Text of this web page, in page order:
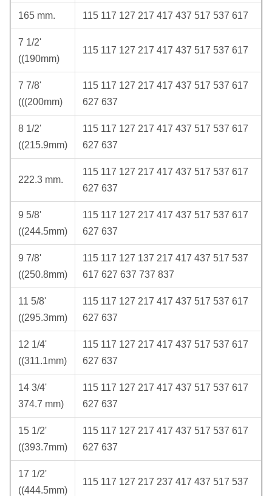
165 mm. 115 117 127 217 417 437 517 537 617
7 1/2'
((190mm)
115 117 127 217 417 437 517 537 617
7 7/8'
(((200mm)
115 117 127 217 417 437 517 537 617
627 637
8 1/2'
((215.9mm)
115 117 127 217 417 437 517 537 617
627 637
222.3 mm.
115 117 127 217 417 437 517 537 617
627 637
9 5/8'
((244.5mm)
115 117 127 217 417 437 517 537 617
627 637
9 7/8'
((250.8mm)
115 117 127 137 217 417 437 517 537
617 627 637 737 837
11 5/8'
((295.3mm)
115 117 127 217 417 437 517 537 617
627 637
12 1/4'
((311.1mm)
115 117 127 217 417 437 517 537 617
627 637
14 3/4'
374.7 mm)
115 117 127 217 417 437 517 537 617
627 637
15 1/2'
((393.7mm)
115 117 127 217 417 437 517 537 617
627 637
17 1/2'
((444.5mm)
115 117 127 217 237 417 437 517 537